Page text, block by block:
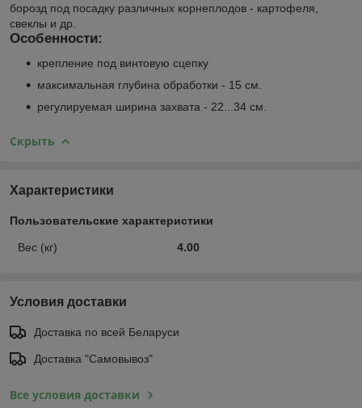
борозд под посадку различных корнеплодов - картофеля,
свеклы и др.
Особенности:
крепление под винтовую сцепку
максимальная глубина обработки - 15 см.
регулируемая ширина захвата - 22...34 см.
Скрыть
Характеристики
Пользовательские характеристики
Вес (кг) 4.00
Условия доставки
Доставка по всей Беларуси
Доставка "Самовывоз"
Все условия доставки